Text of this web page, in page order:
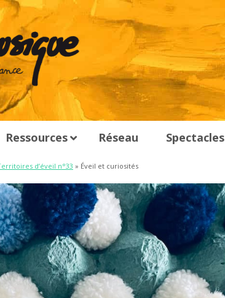
Ressources Réseau Spectacles
d’éveil n°33 » Éveil et curiosités